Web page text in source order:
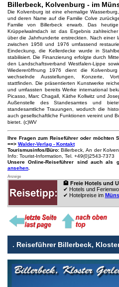
Billerbeck, Kolvenburg - im
Die Kolvenburg ist eine ehemalige
und deren Name auf die Familie Colve
Familie von Billerbeck erwarb. Das
Krüppelwalmdach ist das Ergebnis
über die Jahrhunderte erstreckten. Nach einer
zwischen 1958 und 1976 umfassend
Eindeckung, die Kellerdecke wurde in
stabilisiert. Die Finanzierung erfolgte durch
den Landschaftsverband Westfalen-Lippe
Wiedereröffnung 1976 dient die
wechselnde Ausstellungen, Konzerte,
stattfinden. Die präsentierten Kunstwerke
und umfassten bereits Werke international
Picasso, Marc Chagall, Käthe Kollwitz und
Außenstelle des Standesamtes und
standesamtliche Trauungen, wodurch die
auch gesellschaftliche Funktionen vereint und
bietet. (c)WV
Ihre Fragen zum Reiseführer oder möchten
==> Walder-Verlag - Kontakt
Tourismusinfos/Büro:Billerbeck, An der
Info: Tourist-Information, Tel. +49(0)2543-7373
Unsere Online-Reiseführer sind auch als
ansehen.
Anzeige
🏨 Freie Hotels und
✔ Hotels und
✔ Hotelpreise im
. Reiseführer Billerbeck,